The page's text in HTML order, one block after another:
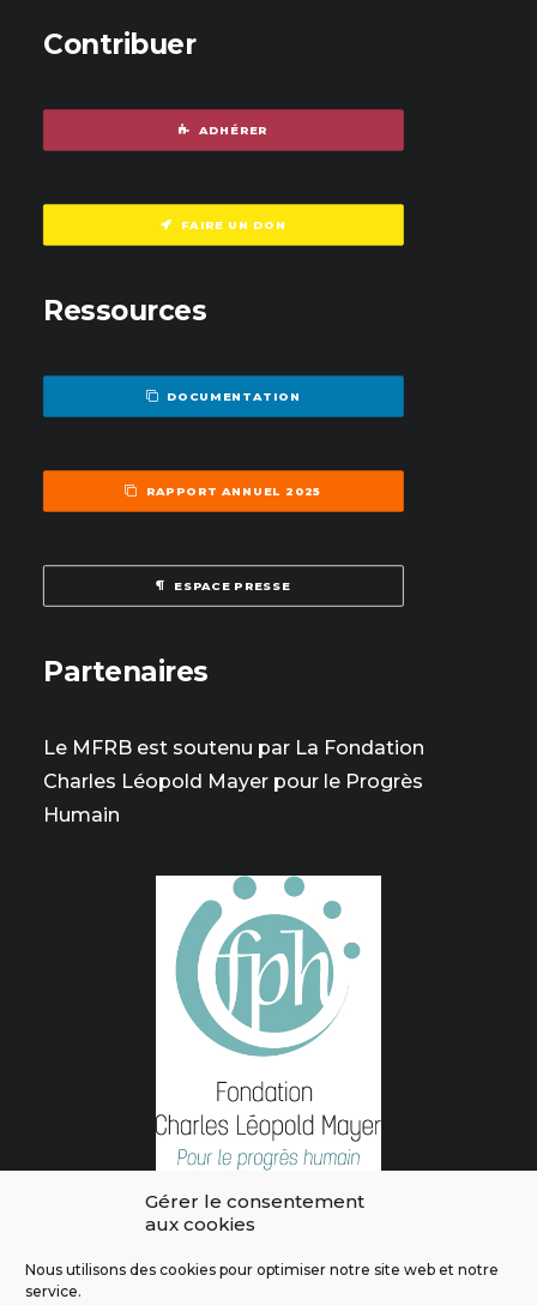
Gérer le consentement
aux cookies
Nous utilisons des cookies pour optimiser notre site web et notre
service.
Contribuer
ADHÉRER
FAIRE UN DON
Ressources
DOCUMENTATION
RAPPORT ANNUEL 2025
ESPACE PRESSE
Partenaires
Le MFRB est soutenu par La Fondation
Charles Léopold Mayer pour le Progrès
Humain